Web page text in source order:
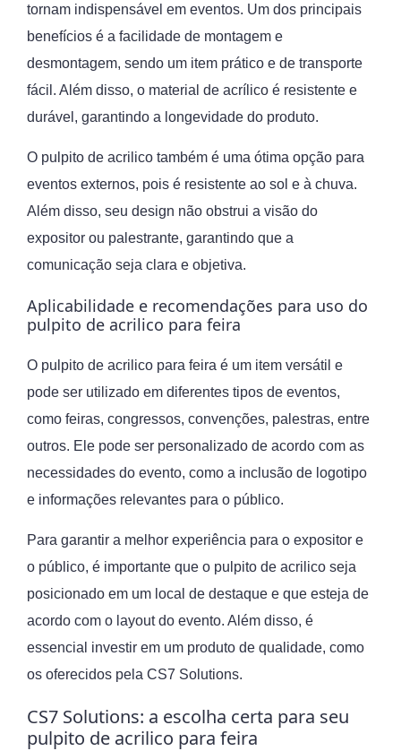
tornam indispensável em eventos. Um dos principais
benefícios é a facilidade de montagem e
desmontagem, sendo um item prático e de transporte
fácil. Além disso, o material de acrílico é resistente e
durável, garantindo a longevidade do produto.
O pulpito de acrilico também é uma ótima opção para
eventos externos, pois é resistente ao sol e à chuva.
Além disso, seu design não obstrui a visão do
expositor ou palestrante, garantindo que a
comunicação seja clara e objetiva.
Aplicabilidade e recomendações para uso do
pulpito de acrilico para feira
O pulpito de acrilico para feira é um item versátil e
pode ser utilizado em diferentes tipos de eventos,
como feiras, congressos, convenções, palestras, entre
outros. Ele pode ser personalizado de acordo com as
necessidades do evento, como a inclusão de logotipo
e informações relevantes para o público.
Para garantir a melhor experiência para o expositor e
o público, é importante que o pulpito de acrilico seja
posicionado em um local de destaque e que esteja de
acordo com o layout do evento. Além disso, é
essencial investir em um produto de qualidade, como
os oferecidos pela CS7 Solutions.
CS7 Solutions: a escolha certa para seu
pulpito de acrilico para feira